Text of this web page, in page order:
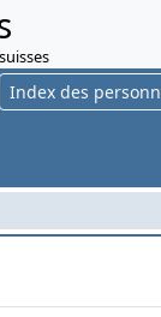
Index des